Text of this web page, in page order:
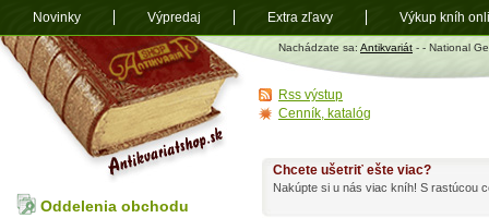
Antikvariát
shop.sk
Nachádzate sa: Antikvariát - - National
Chcete ušetriť ešte viac?
Nakúpte si u nás viac kníh! S rastúcou
Oddelenia obchodu
Rss výstup
Cenník, katalóg
Novinky Výpredaj Extra zľavy Výkup kníh